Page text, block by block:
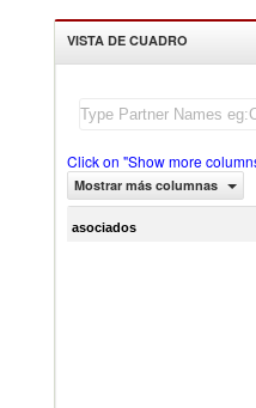
VISTA DE CUADRO
Click on "Show more
Mostrar más columnas
asociados